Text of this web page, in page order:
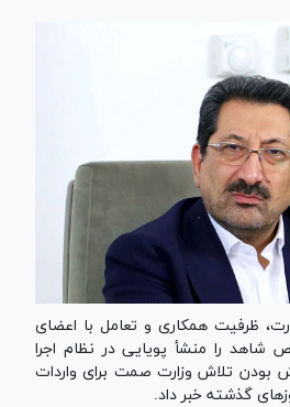
ظرفیت همکاری و تعامل با اعضای
را منشأ پویایی در نظام اجرا
بودن تلاش وزارت صمت برای واردات
گذشته خبر داد.